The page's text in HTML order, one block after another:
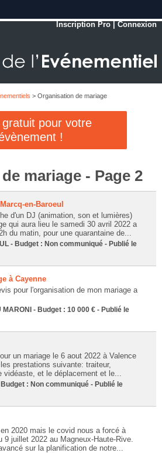
Inscription Pro |Connexion
> Organisation de mariage
gratuit pour votre
!
mariage - Page 2
en-Baroeul
d'un DJ (animation, son et lumières)
qui aura lieu le samedi 30 avril 2022 a
du matin, pour une quarantaine de...
- Budget : Non communiqué - Publié le
à Cayenne
pour l'organisation de mon mariage a
- Budget : 10 000 € - Publié le
un mariage le 6 aout 2022 à Valence
prestations suivante: traiteur,
et le déplacement et le...
: Non communiqué - Publié le
2020 mais le covid nous a forcé à
9 juillet 2022 au Magneux-Haute-Rive.
sur la planification de notre...